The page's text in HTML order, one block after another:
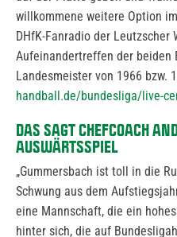
willkommene weitere Option
DHfK-Fanradio der Leutzscher
Aufeinandertreffen der beiden
Landesmeister von 1966 bzw.
handball.de/bundesliga/live-
DAS SAGT CHEFCOACH
AUSWÄRTSSPIEL
„Gummersbach ist toll in die
Schwung aus dem
eine Mannschaft, die ein
hinter sich, die auf